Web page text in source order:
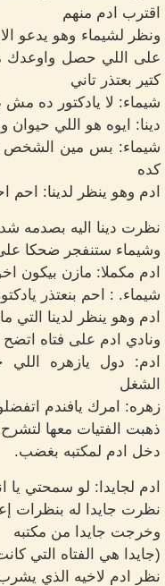
اقترب ادم منهم
ونظر لشيماء وهو يدعو
على اللي حصل واوعدك
كتير بعتذر تاني
شيماء: لا يادكتور ده
دينا: ايوه هو اللي
شيماء: بس مين الشخص
كده
ادم وهو ينظر لدينا:
نظرت دينا اليه بصدمه
وشيماء ستنفجر ضحكا
ادم مكملا: مازن بيكون
شيماء. : احم بنعتذر
ادم وهو ينظر لدينا
ونادي ادم على فتاه اتضح
ادم: دول يازهره
الشغل
زهره: امرك يافندم
ذهبت الفتيات معها
دخل ادم لمكتبه بغضب.
ادم لجايدا: لو سمحتي يا
نظرت جايدا له بنظرات
وخرجت جايدا من مكتبه
(جايدا هي الفتاه التي
نظر ادم لاخيه الذي